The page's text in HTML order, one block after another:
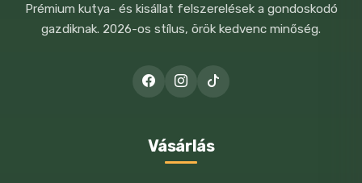
BÖNGÉSZŐBEN A KÖVETKEZŐ
HOZZÁSZÓLÁSOMHOZ.
Prémium kutya- és kisállat felszerelések a gondoskodó
gazdiknak. 2026-os stílus, örök kedvenc minőség.
Vásárlás